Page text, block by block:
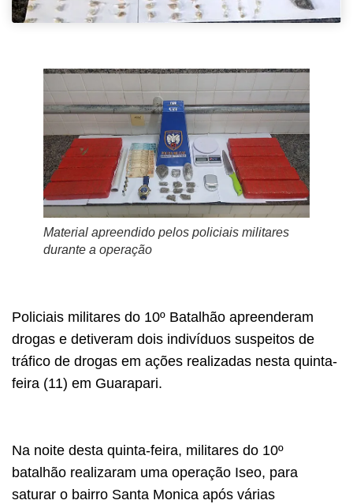
Material apreendido pelos policiais militares
durante a operação
Policiais militares do 10º Batalhão apreenderam
drogas e detiveram dois indivíduos suspeitos de
tráfico de drogas em ações realizadas nesta quinta-
feira (11) em Guarapari.
Na noite desta quinta-feira, militares do 10º
batalhão realizaram uma operação Iseo, para
saturar o bairro Santa Monica após várias